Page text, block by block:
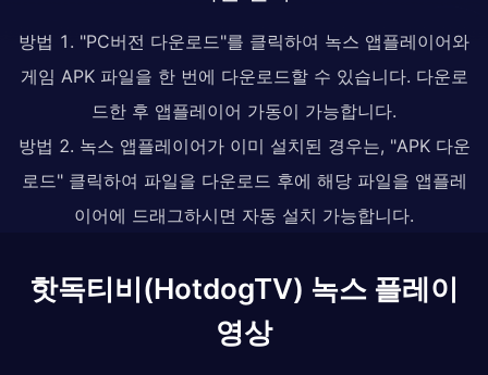
방법 1. "PC버전 다운로드"를 클릭하여 녹스 앱플레이어와
게임 APK 파일을 한 번에 다운로드할 수 있습니다. 다운로
드한 후 앱플레이어 가동이 가능합니다.
방법 2. 녹스 앱플레이어가 이미 설치된 경우는, "APK 다운
로드" 클릭하여 파일을 다운로드 후에 해당 파일을 앱플레
이어에 드래그하시면 자동 설치 가능합니다.
핫독티비(HotdogTV) 녹스 플레이
영상